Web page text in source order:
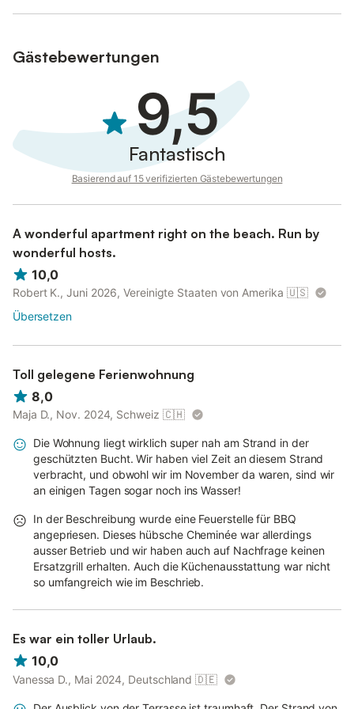
Shuttle-Service der Gemeinde, um Capoliveri den ganzen Tag
über gemütlich zu erreichen.
Gästebewertungen
9,5
Fantastisch
Basierend auf 15 verifizierten Gästebewertungen
A wonderful apartment right on the beach. Run by
wonderful hosts.
10,0
Robert K., Juni 2026, Vereinigte Staaten von Amerika 🇺🇸
Übersetzen
Toll gelegene Ferienwohnung
8,0
Maja D., Nov. 2024, Schweiz 🇨🇭
Die Wohnung liegt wirklich super nah am Strand in der
geschützten Bucht. Wir haben viel Zeit an diesem Strand
verbracht, und obwohl wir im November da waren, sind wir
an einigen Tagen sogar noch ins Wasser!
In der Beschreibung wurde eine Feuerstelle für BBQ
angepriesen. Dieses hübsche Cheminée war allerdings
ausser Betrieb und wir haben auch auf Nachfrage keinen
Ersatzgrill erhalten. Auch die Küchenausstattung war nicht
so umfangreich wie im Beschrieb.
Es war ein toller Urlaub.
10,0
Vanessa D., Mai 2024, Deutschland 🇩🇪